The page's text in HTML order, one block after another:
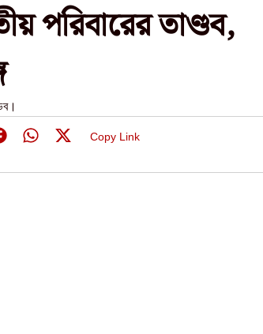
পরিবারের তাণ্ডব,
Copy Link